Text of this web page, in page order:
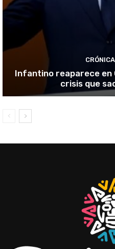
Infantino reaparece en
crisis que